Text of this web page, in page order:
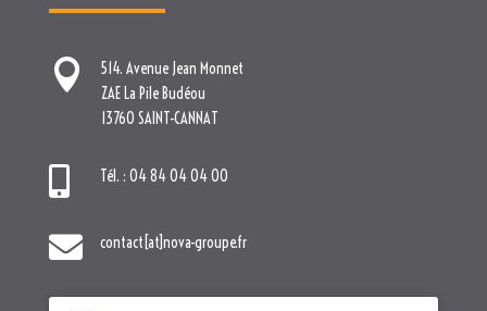

514. Avenue Jean Monnet
ZAE La Pile Budéou
13760 SAINT-CANNAT
 Tél. : 04 84 04 04 00
 contact[at]nova-groupe.fr